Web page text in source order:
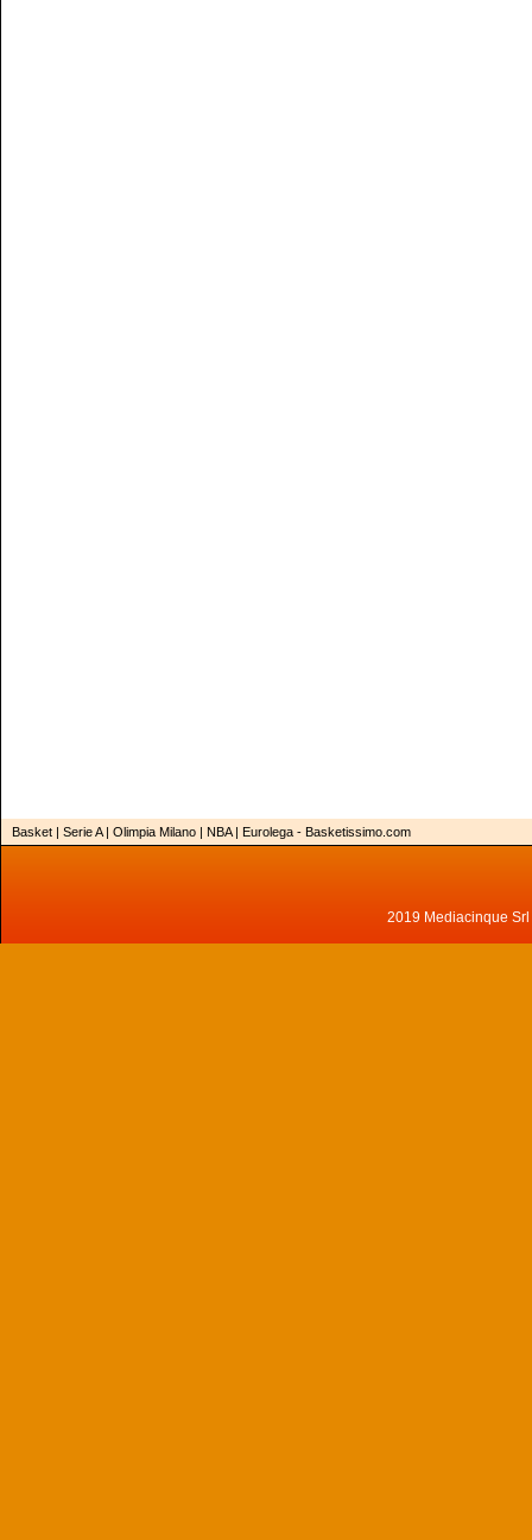
Basket | Serie A | Olimpia Milano | NBA | Eurolega - Basketissimo.com
2019 Mediacinque Srl